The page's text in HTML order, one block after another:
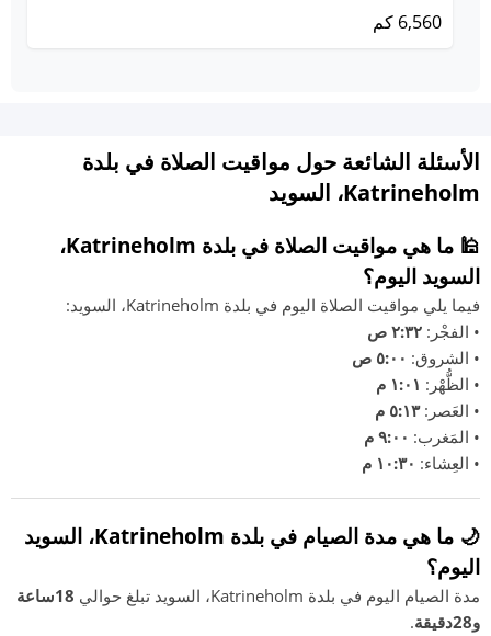
6,560 كم
الأسئلة الشائعة حول مواقيت الصلاة في بلدة
Katrineholm، السويد
🕌 ما هي مواقيت الصلاة في بلدة Katrineholm،
السويد اليوم؟
فيما يلي مواقيت الصلاة اليوم في بلدة Katrineholm، السويد:
• الفجْر: ٢:٣٢ ص
• الشروق: ٥:٠٠ ص
• الظُّهْر: ١:٠١ م
• العَصر:٥:١٣ م
• المَغرب: ٩:٠٠ م
• العِشاء: ١٠:٣٠ م
🌙 ما هي مدة الصيام في بلدة Katrineholm، السويد
اليوم؟
مدة الصيام اليوم في بلدة Katrineholm، السويد تبلغ حوالي
18ساعة
و28دقيقة
.